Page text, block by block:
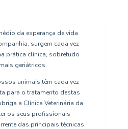
da esperança de vida
surgem cada vez
prática clínica, sobretudo
geriátricos.
animais têm cada vez
para o tratamento destas
a Clínica Veterinária da
os seus profissionais
das principais técnicas